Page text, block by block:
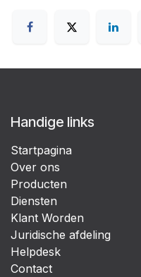
Handige links
Startpagina
Over ons
Producten
Diensten
Klant Worden
Juridische afdeling
Helpdesk
Contact